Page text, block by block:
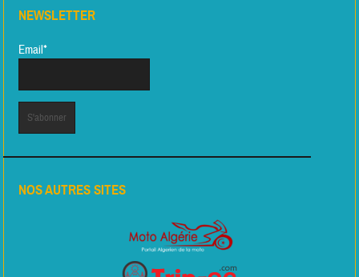
NEWSLETTER
Email*
NOS AUTRES SITES